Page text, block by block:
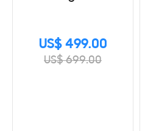
US$ 499.00
US$ 699.00